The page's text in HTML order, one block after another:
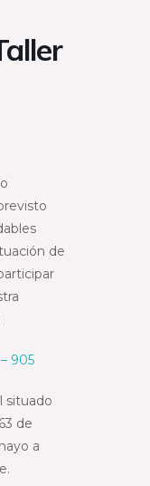
de
905
situado
de
a